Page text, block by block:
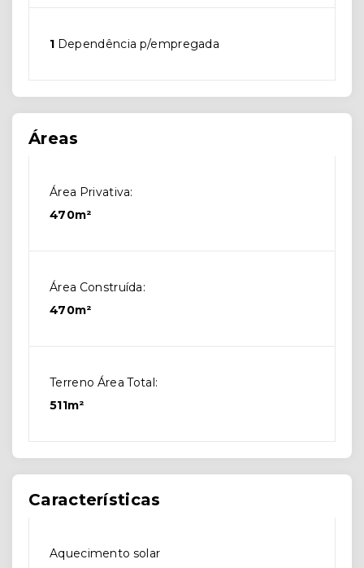
1 Dependência p/empregada
Áreas
Área Privativa:
470m²
Área Construída:
470m²
Terreno Área Total:
511m²
Características
Aquecimento solar